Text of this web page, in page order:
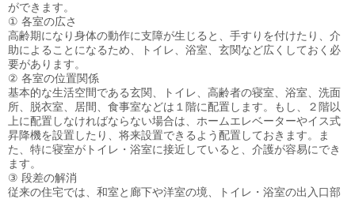
ができます。
① 各室の広さ
高齢期になり身体の動作に支障が生じると、手すりを付けたり、介
助によることになるため、トイレ、浴室、玄関など広くしておく必
要があります。
② 各室の位置関係
基本的な生活空間である玄関、トイレ、高齢者の寝室、浴室、洗面
所、脱衣室、居間、食事室などは１階に配置します。もし、２階以
上に配置しなければならない場合は、ホームエレベーターやイス式
昇降機を設置したり、将来設置できるよう配置しておきます。ま
た、特に寝室がトイレ・浴室に接近していると、介護が容易にでき
ます。
③ 段差の解消
従来の住宅では、和室と廊下や洋室の境、トイレ・浴室の出入口部